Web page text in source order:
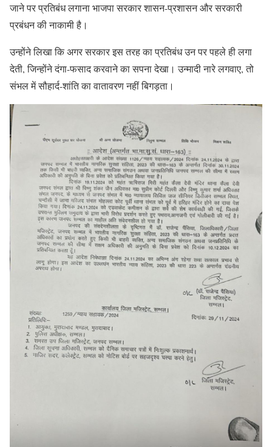
जाने पर प्रतिबंध लगाना भाजपा सरकार शासन-प्रशासन और सरकारी
प्रबंधन की नाकामी है।
उन्होंने लिखा कि अगर सरकार इस तरह का प्रतिबंध उन पर पहले ही लगा
देती, जिन्होंने दंगा-फसाद करवाने का सपना देखा। उन्मादी नारे लगवाए, तो
संभल में सौहार्द-शांति का वातावरण नहीं बिगड़ता।